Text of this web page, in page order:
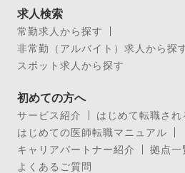
求人検索
常勤求人から探す
非常勤（アルバイト）求人から探
スポット求人から探す
初めての方へ
サービス紹介
はじめて転職され
はじめての医師転職マニュアル
キャリアパートナー紹介
拠点一
よくあるご質問